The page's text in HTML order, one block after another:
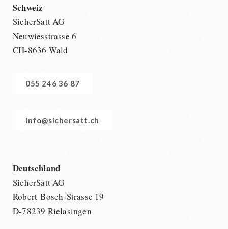
Schweiz
SicherSatt AG
Neuwiesstrasse 6
CH-8636 Wald
055 246 36 87
info@sichersatt.ch
Deutschland
SicherSatt AG
Robert-Bosch-Strasse 19
D-78239 Rielasingen